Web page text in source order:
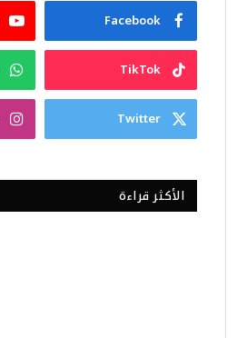
Facebook
TikTok
Twitter
الأكثر قراءة